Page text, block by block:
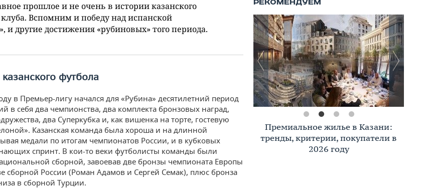
прошлое и не очень в истории казанского
клуба. Вспомним и победу над испанской
и другие достижения «рубиновых» того периода.
футбола
в Премьер-лигу начался для «Рубина» десятилетний период
в себя два чемпионства, два комплекта бронзовых наград,
два Суперкубка и, как вишенка на торте, гостевую
Казанская команда была хороша и на длинной
медали по итогам чемпионатов России, и в кубковых
спринт. В кои-то веки футболисты команды были
сборной, завоевав две бронзы чемпионата Европы
сборной России (Роман Адамов и Сергей Семак), плюс бронза
в сборной Турции.
Премиальное жилье в Казани:
тренды, критерии, покупатели в
2026 году